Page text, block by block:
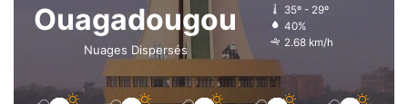
Ouagadougou
Nuages Dispersés
35º - 29º
40%
2.68 km/h